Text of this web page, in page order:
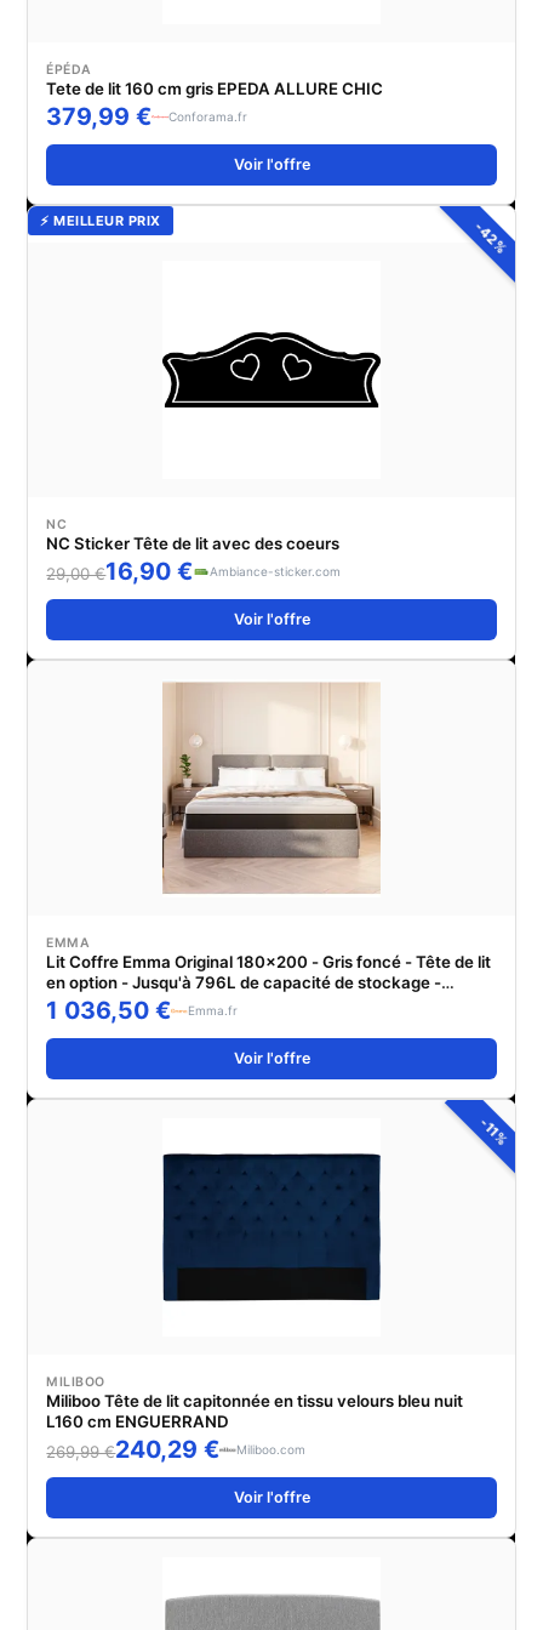
ÉPÉDA
Tete de lit 160 cm gris EPEDA ALLURE CHIC
379,99 € Conforama.fr
Voir l'offre
-42%
⚡ MEILLEUR PRIX
NC
NC Sticker Tête de lit avec des coeurs
29,00 €16,90 € Ambiance-sticker.com
Voir l'offre
EMMA
Lit Coffre Emma Original 180x200 - Gris foncé - Tête de lit
en option - Jusqu'à 796L de capacité de stockage -
Livraison et retour gratuits
1 036,50 € Emma.fr
Voir l'offre
-11%
MILIBOO
Miliboo Tête de lit capitonnée en tissu velours bleu nuit
L160 cm ENGUERRAND
269,99 €240,29 € Miliboo.com
Voir l'offre